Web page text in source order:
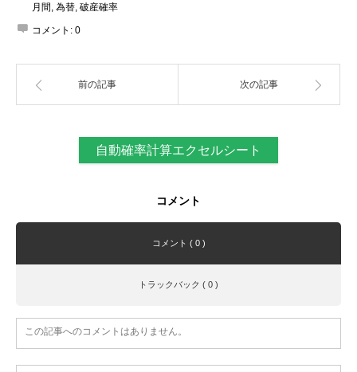
月間 為替 破産確率
コメント: 0
前の記事 次の記事
自動確率計算エクセルシート
コメント
コメント ( 0 )
トラックバック ( 0 )
この記事へのコメントはありません。